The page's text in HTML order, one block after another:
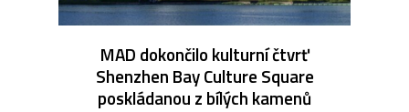
MAD dokončilo kulturní čtvrť
Shenzhen Bay Culture Square
poskládanou z bílých kamenů